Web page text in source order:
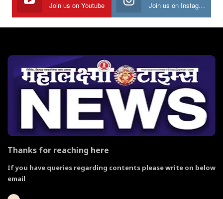
Join us on Youtube Join us on Instagram
Thanks for reaching here
If you have queries regarding contents please write on below
email